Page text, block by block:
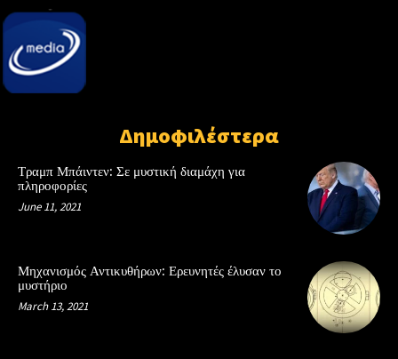
Δημοφιλέστερα
Τραμπ Μπάιντεν: Σε μυστική διαμάχη για
πληροφορίες
June 11, 2021
Μηχανισμός Αντικυθήρων: Ερευνητές έλυσαν το
μυστήριο
March 13, 2021